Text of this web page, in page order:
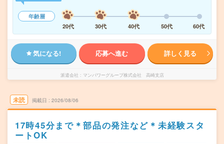
年齢層
20代
30代 40代 50代 60代
気になる! 応募へ進む 詳しく見る
派遣会社 マンパワーグループ株式会社 高崎支店
未読 掲載日 2026/08/06
17時45分まで＊部品の発注など＊未経験スタ
ートOK